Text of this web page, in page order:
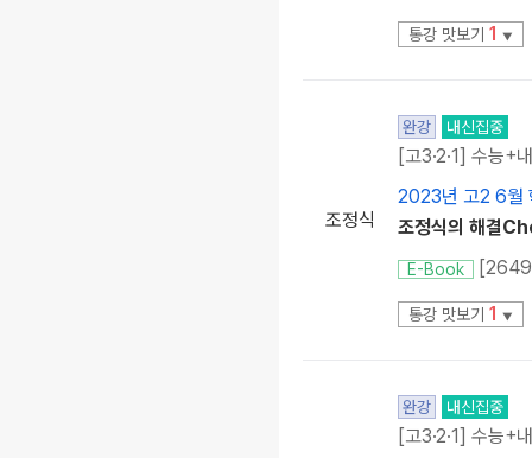
통강 맛보기 1 ▼
조정식
완강 내신집중
[고3·2·1] 수능+
2023년 고2 6월
조정식의 해결
E-Book
통강 맛보기 1 ▼
완강 내신집중
[고3·2·1] 수능+